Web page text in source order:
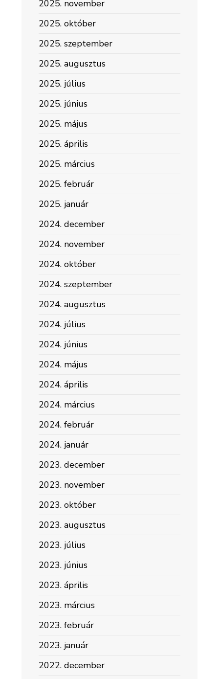
2025. november
2025. október
2025. szeptember
2025. augusztus
2025. július
2025. június
2025. május
2025. április
2025. március
2025. február
2025. január
2024. december
2024. november
2024. október
2024. szeptember
2024. augusztus
2024. július
2024. június
2024. május
2024. április
2024. március
2024. február
2024. január
2023. december
2023. november
2023. október
2023. augusztus
2023. július
2023. június
2023. április
2023. március
2023. február
2023. január
2022. december